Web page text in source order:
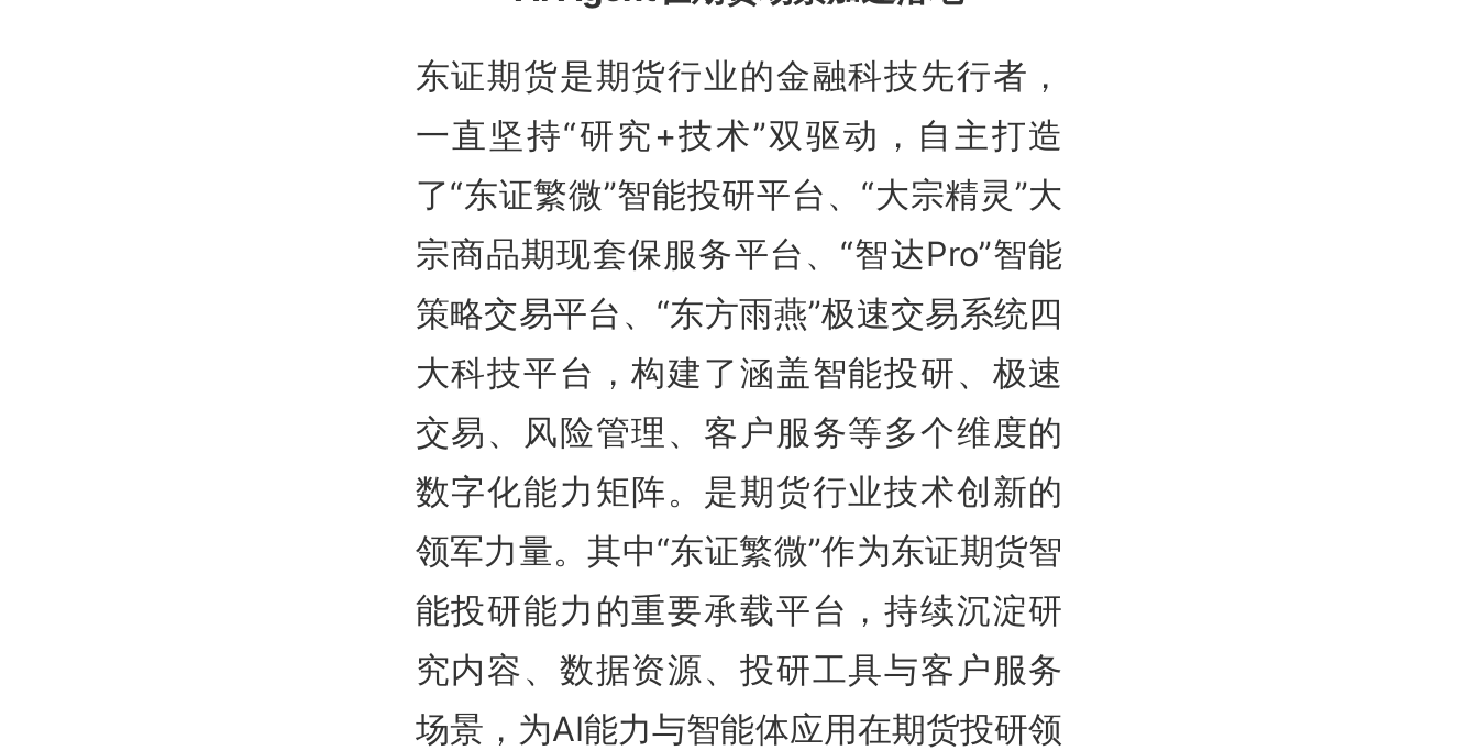
东证期货是期货行业的金融科技先行者，
一直坚持“研究+技术”双驱动，自主打造
了“东证繁微”智能投研平台、“大宗精灵”大
宗商品期现套保服务平台、“智达Pro”智能
策略交易平台、“东方雨燕”极速交易系统四
大科技平台，构建了涵盖智能投研、极速
交易、风险管理、客户服务等多个维度的
数字化能力矩阵。是期货行业技术创新的
领军力量。其中“东证繁微”作为东证期货智
能投研能力的重要承载平台，持续沉淀研
究内容、数据资源、投研工具与客户服务
场景，为AI能力与智能体应用在期货投研领